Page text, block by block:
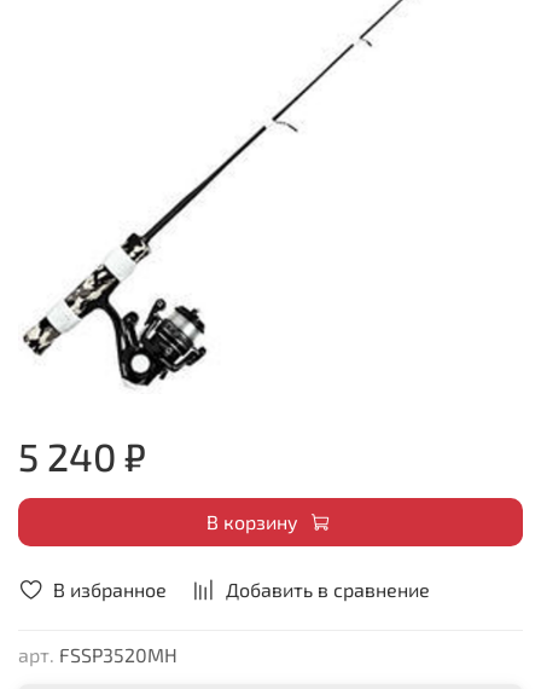
В избранное Добавить в сравнение
арт. FSSP3520MH
5 240 ₽
В корзину